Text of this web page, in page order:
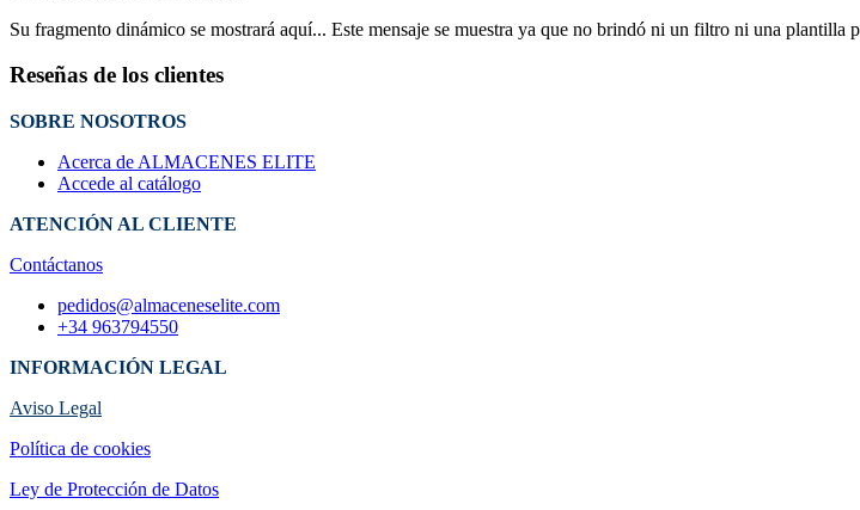
Su fragmento dinámico se mostrará aquí... Este mensaje se muestra ya que no brindó ni un filtro ni una plantilla
Reseñas de los clientes
SOBRE NOSOTROS
Acerca de ALMACENES ELITE
Accede al catálogo
ATENCIÓN AL CLIENTE
Contáctanos
pedidos@almaceneselite.com
+34 963794550
INFORMACIÓN LEGAL
Aviso Legal
Política de cookies
Ley de Protección de Datos